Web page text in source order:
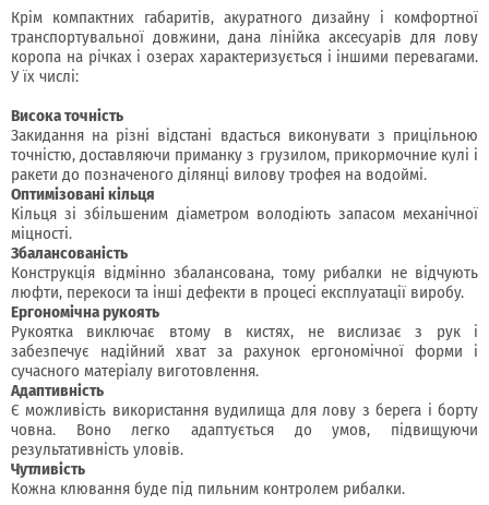
Крім компактних габаритів, акуратного дизайну і комфортної
транспортувальної довжини, дана лінійка аксесуарів для лову
коропа на річках і озерах характеризується і іншими перевагами.
У їх числі:
Висока точність
Закидання на різні відстані вдасться виконувати з прицільною
точністю, доставляючи приманку з грузилом, прикормочние кулі і
ракети до позначеного ділянці вилову трофея на водоймі.
Оптимізовані кільця
Кільця зі збільшеним діаметром володіють запасом механічної
міцності.
Збалансованість
Конструкція відмінно збалансована, тому рибалки не відчують
люфти, перекоси та інші дефекти в процесі експлуатації виробу.
Ергономічна рукоять
Рукоятка виключає втому в кистях, не вислизає з рук і
забезпечує надійний хват за рахунок ергономічної форми і
сучасного матеріалу виготовлення.
Адаптивність
Є можливість використання вудилища для лову з берега і борту
човна. Воно легко адаптується до умов, підвищуючи
результативність уловів.
Чутливість
Кожна клювання буде під пильним контролем рибалки.